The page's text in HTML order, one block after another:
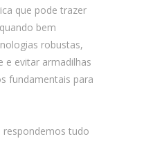
que pode trazer
bem
robustas,
e evitar armadilhas
fundamentais para
respondemos tudo